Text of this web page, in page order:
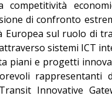
competitività
di confronto
Europea sul ruolo di
sistemi ICT
piani e progetti
rappresentanti
Innovative